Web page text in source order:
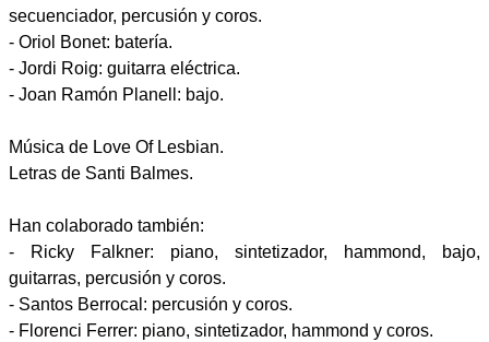
secuenciador, percusión y coros.
- Oriol Bonet: batería.
- Jordi Roig: guitarra eléctrica.
- Joan Ramón Planell: bajo.
Música de Love Of Lesbian.
Letras de Santi Balmes.
Han colaborado también:
- Ricky Falkner: piano, sintetizador, hammond, bajo,
guitarras, percusión y coros.
- Santos Berrocal: percusión y coros.
- Florenci Ferrer: piano, sintetizador, hammond y coros.